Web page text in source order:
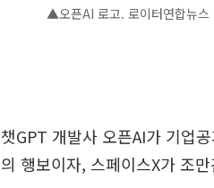
▲오픈AI 로고. 로이터연합뉴스
챗GPT 개발사 오픈AI가 기업
의 행보이자, 스페이스X가 조